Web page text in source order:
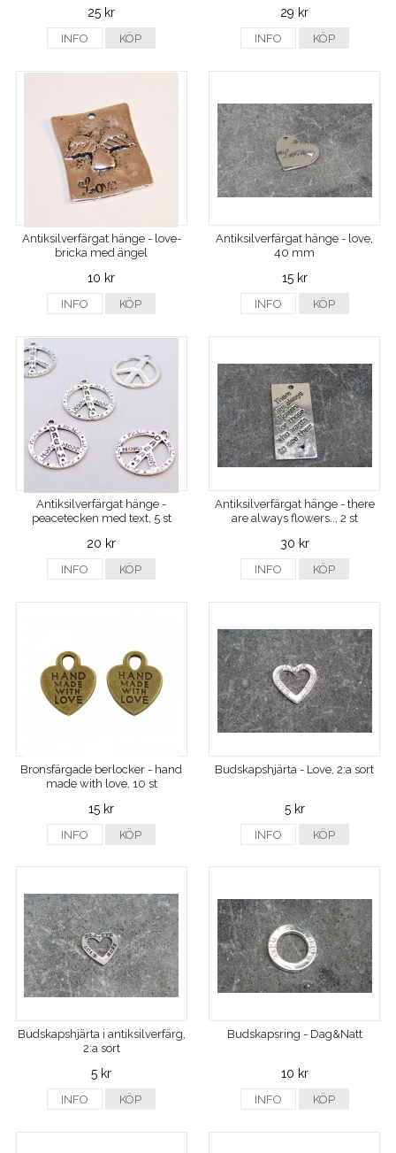
25 kr
INFO KÖP
29 kr
INFO KÖP
Antiksilverfärgat hänge - love-
bricka med ängel
10 kr
INFO KÖP
Antiksilverfärgat hänge - love,
40 mm
15 kr
INFO KÖP
Antiksilverfärgat hänge -
peacetecken med text, 5 st
20 kr
INFO KÖP
Antiksilverfärgat hänge - there
are always flowers.., 2 st
30 kr
INFO KÖP
Bronsfärgade berlocker - hand
made with love, 10 st
15 kr
INFO KÖP
Budskapshjärta - Love, 2:a sort
5 kr
INFO KÖP
Budskapshjärta i antiksilverfärg,
2:a sort
5 kr
INFO KÖP
Budskapsring - Dag&Natt
10 kr
INFO KÖP